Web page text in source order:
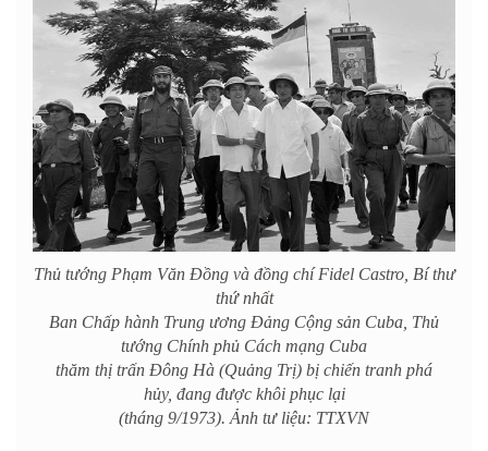
Thủ tướng Phạm Văn Đồng và đồng chí Fidel Castro, Bí thư
thứ nhất
Ban Chấp hành Trung ương Đảng Cộng sản Cuba, Thủ
tướng Chính phủ Cách mạng Cuba
thăm thị trấn Đông Hà (Quảng Trị) bị chiến tranh phá
hủy, đang được khôi phục lại
(tháng 9/1973). Ảnh tư liệu: TTXVN